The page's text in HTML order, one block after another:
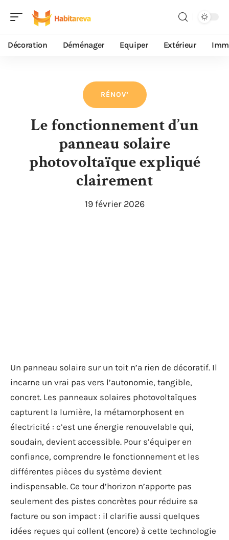
Décoration Déménager Equiper Extérieur
RÉNOV’
Le fonctionnement d’un
panneau solaire
photovoltaïque expliqué
clairement
19 février 2026
Un panneau solaire sur un toit n’a rien de décoratif. Il
incarne un vrai pas vers l’autonomie, tangible,
concret. Les panneaux solaires photovoltaïques
capturent la lumière, la métamorphosent en
électricité : c’est une énergie renouvelable qui,
soudain, devient accessible. Pour s’équiper en
confiance, comprendre le fonctionnement et les
différentes pièces du système devient
indispensable. Ce tour d’horizon n’apporte pas
seulement des pistes concrètes pour réduire sa
facture ou son impact : il clarifie aussi quelques
idées reçues qui collent (encore) à cette technologie